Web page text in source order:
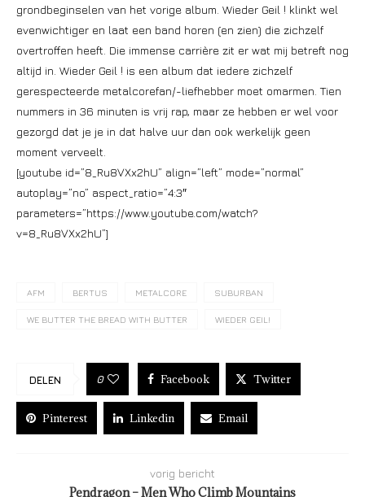
grondbeginselen van het vorige album. Wieder Geil ! klinkt wel
evenwichtiger en laat een band horen (en zien) die zichzelf
overtroffen heeft. Die immense carrière zit er wat mij betreft nog
altijd in. Wieder Geil ! is een album dat iedere zichzelf
gerespecteerde metalcorefan/-liefhebber moet omarmen. Tien
nummers in 36 minuten is vrij rap, maar ze hebben er wel voor
gezorgd dat je je in dat halve uur dan ook werkelijk geen
moment verveelt.
[youtube id=”8_Ru8VXx2hU” align=”left” mode=”normal”
autoplay=”no” aspect_ratio=”4:3″
parameters=”https://www.youtube.com/watch?
v=8_Ru8VXx2hU”]
AFM BERTUS METALCORE SUBURBAN
WE BUTTER THE BREAD WITH BUTTER WIEDER GEIL!
DELEN 0 Facebook Twitter
Pinterest Linkedin Email
vorig bericht
Pendragon – Men Who Climb Mountains